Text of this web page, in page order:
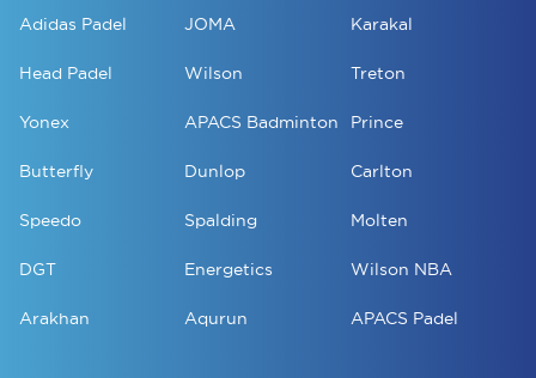
Adidas Padel JOMA Karakal
Head Padel Wilson Treton
Yonex APACS Badminton Prince
Butterfly Dunlop Carlton
Speedo Spalding Molten
DGT Energetics Wilson NBA
Arakhan Aqurun APACS Padel